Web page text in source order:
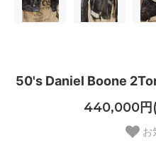
50's Daniel Boone
440,000円
お